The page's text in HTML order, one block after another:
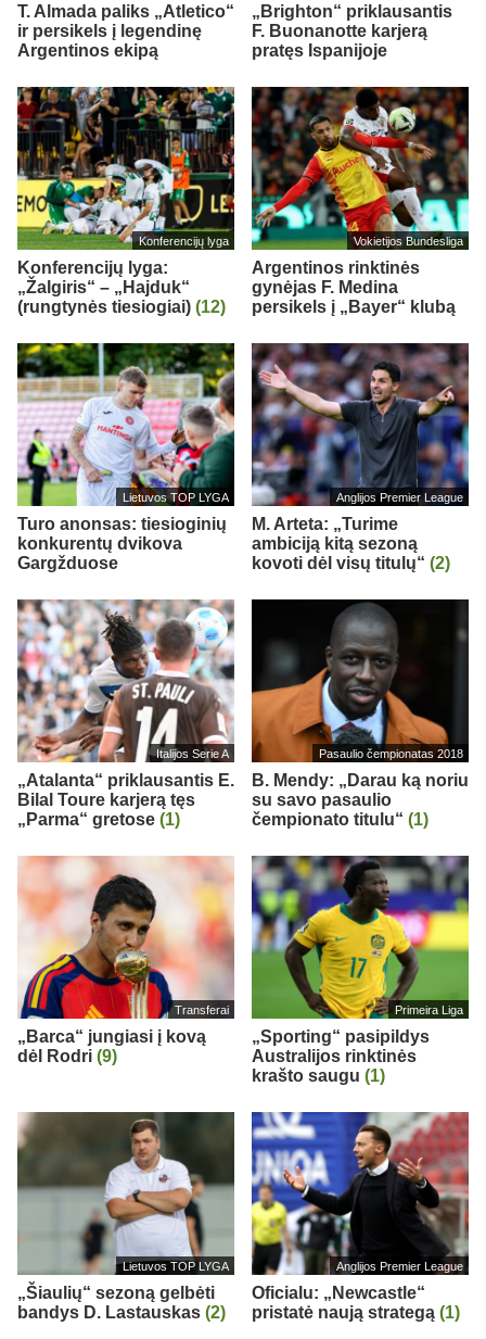
T. Almada paliks „Atletico“
ir persikels į legendinę
Argentinos ekipą
„Brighton“ priklausantis
F. Buonanotte karjerą
pratęs Ispanijoje
Konferencijų lyga
Konferencijų lyga:
„Žalgiris“ – „Hajduk“
(rungtynės tiesiogiai) (12)
Vokietijos Bundesliga
Argentinos rinktinės
gynėjas F. Medina
persikels į „Bayer“ klubą
Lietuvos TOP LYGA
Turo anonsas: tiesioginių
konkurentų dvikova
Gargžduose
Anglijos Premier League
M. Arteta: „Turime
ambiciją kitą sezoną
kovoti dėl visų titulų“ (2)
Italijos Serie A
„Atalanta“ priklausantis E.
Bilal Toure karjerą tęs
„Parma“ gretose (1)
Pasaulio čempionatas 2018
B. Mendy: „Darau ką noriu
su savo pasaulio
čempionato titulu“ (1)
Transferai
„Barca“ jungiasi į kovą
dėl Rodri (9)
Primeira Liga
„Sporting“ pasipildys
Australijos rinktinės
krašto saugu (1)
Lietuvos TOP LYGA
„Šiaulių“ sezoną gelbėti
bandys D. Lastauskas (2)
Anglijos Premier League
Oficialu: „Newcastle“
pristatė naują strategą (1)